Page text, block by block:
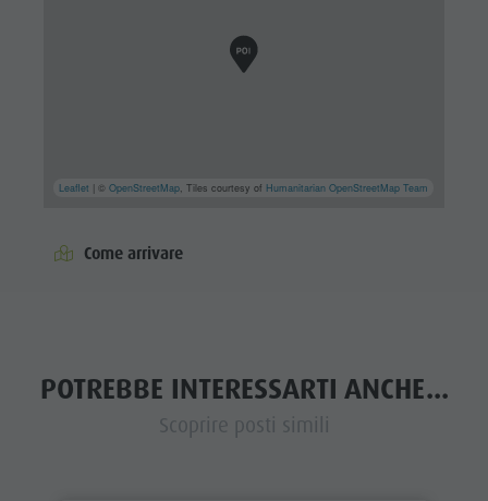
Leaflet | ©OpenStreetMap, Tiles courtesy of Humanitarian OpenStreetMap Team
Come arrivare
POTREBBE INTERESSARTI ANCHE...
Scoprire posti simili